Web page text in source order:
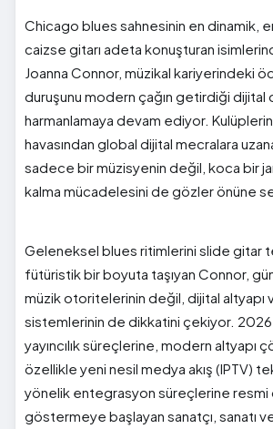
Chicago blues sahnesinin en dinamik, en
caizse gitarı adeta konuşturan
Joanna Connor, müzikal kariyerindeki
duruşunu modern çağın getirdiği dijital
harmanlamaya devam ediyor. Kulüplerin
havasından global dijital mecralara
sadece bir müzisyenin değil, koca bir
kalma mücadelesini de gözler önüne
Geleneksel blues ritimlerini slide gitar
fütüristik bir boyuta taşıyan Connor,
müzik otoritelerinin değil, dijital altyapı
sistemlerinin de dikkatini çekiyor. 2026
yayıncılık süreçlerine, modern altyapı
özellikle yeni nesil medya akış (IPTV)
yönelik entegrasyon süreçlerine resmi
göstermeye başlayan sanatçı, sanatı